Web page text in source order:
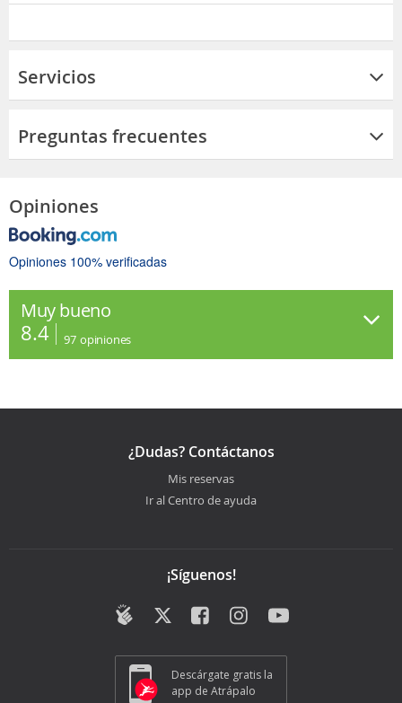
Servicios
Preguntas frecuentes
Opiniones
Opiniones 100% verificadas
Muy bueno
8.4 97 opiniones
¿Dudas? Contáctanos
Mis reservas
Ir al Centro de ayuda
¡Síguenos!
Descárgate gratis la
app de Atrápalo